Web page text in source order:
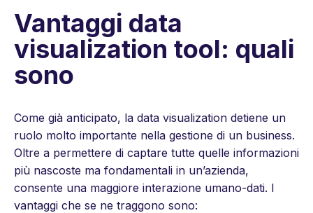
Vantaggi data
visualization tool: quali
sono
Come già anticipato, la data visualization detiene un
ruolo molto importante nella gestione di un business.
Oltre a permettere di captare tutte quelle informazioni
più nascoste ma fondamentali in un’azienda,
consente una maggiore interazione umano-dati. I
vantaggi che se ne traggono sono: